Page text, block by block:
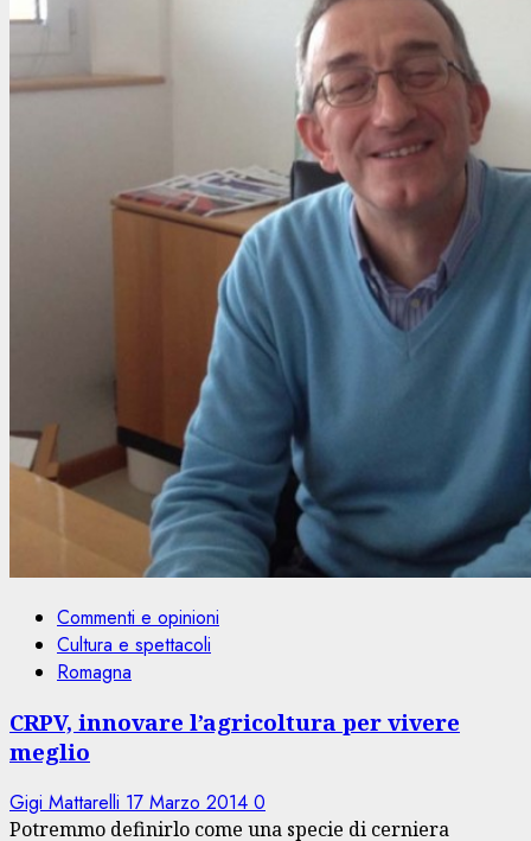
Commenti e opinioni
Cultura e spettacoli
Romagna
CRPV, innovare l’agricoltura per vivere
meglio
Gigi Mattarelli 17 Marzo 2014 0
Potremmo definirlo come una specie di cerniera